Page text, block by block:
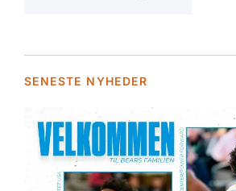
SENESTE NYHEDER